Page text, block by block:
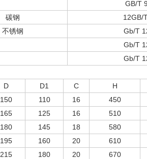
GB/T
碳钢
12GB/
不锈钢
Gb/T
Gb/T
Gb/T
D D1 C H
150 110 16 450
165 125 16 510
180 145 18 580
195 160 20 610
215 180 20 670